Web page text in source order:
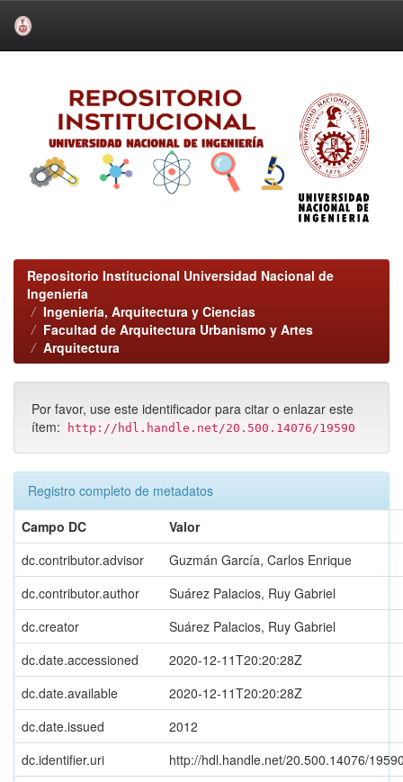
Repositorio Institucional Universidad Nacional de
Ingeniería
Ingeniería, Arquitectura y Ciencias
Facultad de Arquitectura Urbanismo y Artes
Arquitectura
Por favor, use este identificador para citar o enlazar este
ítem:
http://hdl.handle.net/20.500.14076/19590
Registro completo de metadatos
Campo DC
Valor
dc.contributor.advisor
Guzmán García, Carlos Enrique
dc.contributor.author
Suárez Palacios, Ruy Gabriel
dc.creator
Suárez Palacios, Ruy Gabriel
dc.date.accessioned
2020-12-11T20:20:28Z
dc.date.available
2020-12-11T20:20:28Z
dc.date.issued
2012
dc.identifier.uri
http://hdl.handle.net/20.500.14076/